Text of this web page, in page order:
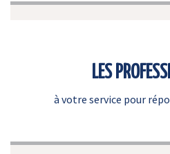
LES
à votre service pour